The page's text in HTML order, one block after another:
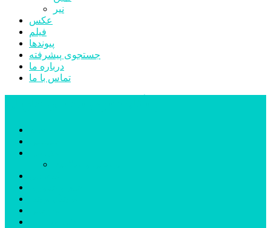
نیر
عکس
فیلم
پیوندها
جستجوی پیشرفته
درباره ما
تماس با ما